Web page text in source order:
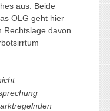
aus. Beide
OLG geht hier
Rechtslage davon